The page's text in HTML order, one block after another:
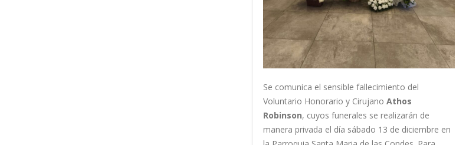
Se comunica el sensible fallecimiento del
Voluntario Honorario y Cirujano Athos
Robinson, cuyos funerales se realizarán de
manera privada el día sábado 13 de diciembre en